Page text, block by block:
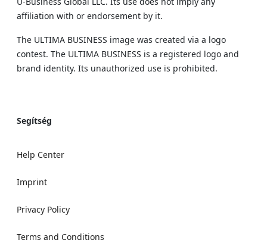
affiliation with or endorsement by it.
The ULTIMA BUSINESS image was created via a logo
contest. The ULTIMA BUSINESS is a registered logo and
brand identity. Its unauthorized use is prohibited.
Segítség
Help Center
Imprint
Privacy Policy
Terms and Conditions